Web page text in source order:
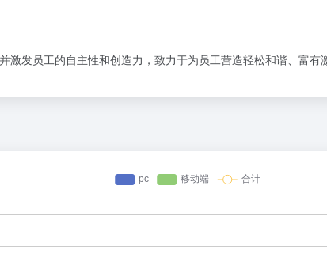
激发员工的自主性和创造力，致力于为员工营造轻松和谐、富有